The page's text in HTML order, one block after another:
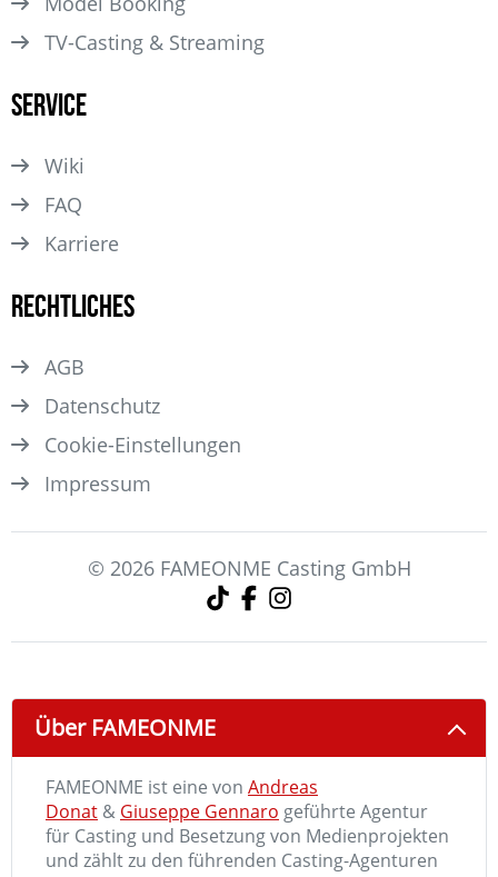
TV-Casting & Streaming
Service
Wiki
FAQ
Karriere
Rechtliches
AGB
Datenschutz
Cookie-Einstellungen
Impressum
© 2026 FAMEONME Casting GmbH
Über FAMEONME
FAMEONME ist eine von Andreas
Donat & Giuseppe Gennaro geführte Agentur
für Casting und Besetzung von Medienprojekten
und zählt zu den führenden Casting-Agenturen